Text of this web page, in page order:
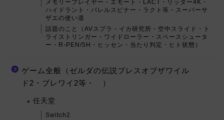
メモリープレイヤー・エモート・LACT・リッター4K・
ハイドラント・バレルスピナー・ラクト等・スーパーサ
ザエの使い道
話題のこと（AVスプラ・イカ研究所・空中スライド・ト
ライストリンガー・ワイドローラー・スペースシュータ
ー・R-PEN/5H・ヒッセン・当たり判定・ヒト状態）
ゲーム全般（ゼルダの伝説ブレスオブザワイル
ド2・ブレワイ2等・ ）
任天堂
Switch2